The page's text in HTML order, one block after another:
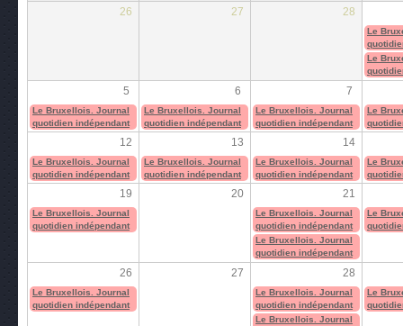
26
27 28
Le
Le
5 6 7
Le Bruxellois. Journal
quotidien indépendant
Le Bruxellois. Journal
quotidien indépendant
Le Bruxellois. Journal
quotidien indépendant
Le
12 13 14
Le Bruxellois. Journal
quotidien indépendant
Le Bruxellois. Journal
quotidien indépendant
Le Bruxellois. Journal
quotidien indépendant
Le
19 20 21
Le Bruxellois. Journal
quotidien indépendant
Le Bruxellois. Journal
quotidien indépendant
Le Bruxellois. Journal
quotidien indépendant
Le
26 27 28
Le Bruxellois. Journal
quotidien indépendant
Le Bruxellois. Journal
quotidien indépendant
Le Bruxellois. Journal
Le